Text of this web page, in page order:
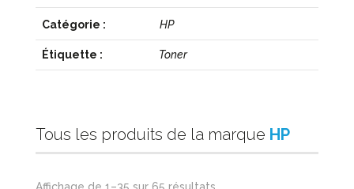
Catégorie : HP
Étiquette : Toner
Tous les produits de la marque HP